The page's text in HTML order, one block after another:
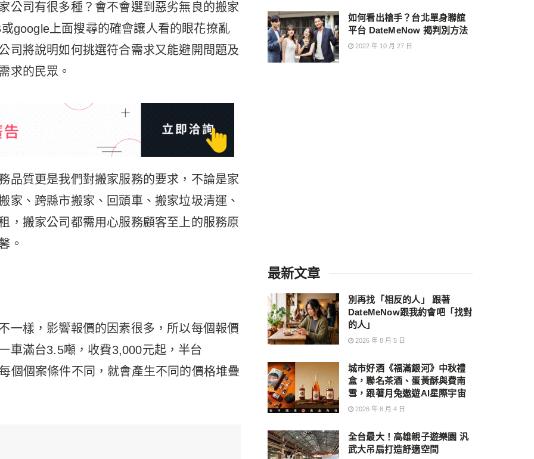
公司有很多種？會不會選到惡劣無良的搬家
google上面搜尋的確會讓人看的眼花撩亂
司將說明如何挑選符合需求又能避開問題及
求的民眾。
品質更是我們對搬家服務的要求，不論是家
家、跨縣市搬家、回頭車、搬家垃圾清運、
，搬家公司都需用心服務顧客至上的服務原
。
一樣，影響報價的因素很多，所以每個報價
車滿台3.5噸，收費3,000元起，半台
個個案條件不同，就會產生不同的價格堆疊
如何看出槍手？台北單身聯誼
平台 DateMeNow 揭判別方法
2022 年 10 月 27 日
最新文章
別再找「相反的人」 跟著
DateMeNow跟我約會吧「找對
的人」
2026 年 8 月 5 日
城市好酒《福滿銀河》中秋禮
盒，聯名茶酒、蛋黃酥與費南
雪，跟著月兔遨遊AI星際宇宙
2026 年 8 月 4 日
全台最大！高雄親子遊樂園 汎
武大吊扇打造舒適空間